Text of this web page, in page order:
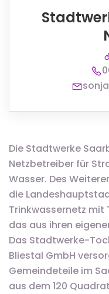
Die Stadtwerke
Netzbetreiber für
Wasser. Des
die
Trinkwassernetz mit
das aus ihren
Das Stadtwerke-
Bliestal GmbH
Gemeindeteile im
aus dem 120